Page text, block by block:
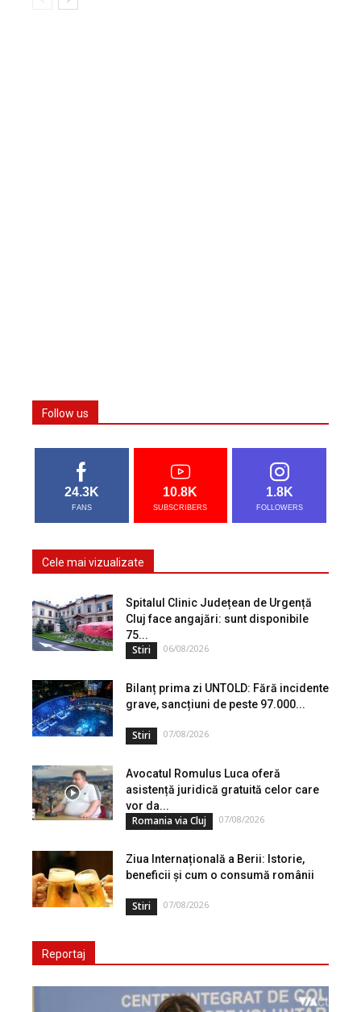
Follow us
24.3K
FANS
10.8K
SUBSCRIBERS
1.8K
FOLLOWERS
Cele mai vizualizate
Spitalul Clinic Județean de Urgență
Cluj face angajări: sunt disponibile
75...
Stiri 06/08/2026
Bilanț prima zi UNTOLD: Fără incidente
grave, sancțiuni de peste 97.000...
Stiri 07/08/2026
Avocatul Romulus Luca oferă
asistență juridică gratuită celor care
vor da...
Romania via Cluj 07/08/2026
Ziua Internațională a Berii: Istorie,
beneficii și cum o consumă românii
Stiri 07/08/2026
Reportaj